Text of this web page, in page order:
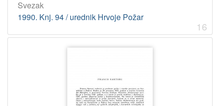
Svezak
1990. Knj. 94 / urednik Hrvoje Požar
16